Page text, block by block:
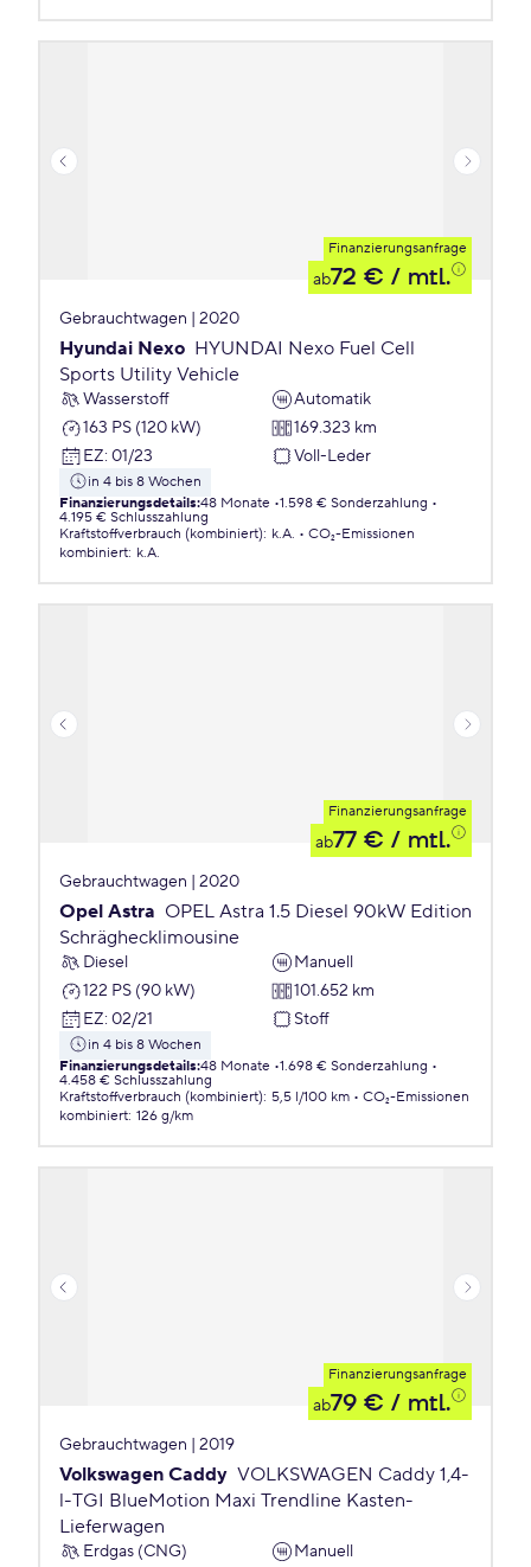
Finanzierungsanfrage
ab72 € / mtl.
Gebrauchtwagen | 2020
Hyundai Nexo HYUNDAI Nexo Fuel Cell
Sports Utility Vehicle
Wasserstoff
Automatik
163 PS (120 kW)
169.323 km
EZ: 01/23 Voll-Leder
in 4 bis 8 Wochen
Finanzierungsdetails:48 Monate 1.598 € Sonderzahlung
4.195 € Schlusszahlung
Kraftstoffverbrauch (kombiniert): k.A.
CO₂-Emissionen
kombiniert: k.A.
Finanzierungsanfrage
ab77 € / mtl.
Gebrauchtwagen | 2020
Opel Astra OPEL Astra 1.5 Diesel 90kW Edition
Schräghecklimousine
Diesel
Manuell
122 PS (90 kW)
101.652 km
EZ: 02/21 Stoff
in 4 bis 8 Wochen
Finanzierungsdetails:48 Monate 1.698 € Sonderzahlung
4.458 € Schlusszahlung
Kraftstoffverbrauch (kombiniert): 5,5 l/100 km
CO₂-Emissionen
kombiniert: 126 g/km
Finanzierungsanfrage
ab79 € / mtl.
Gebrauchtwagen | 2019
Volkswagen Caddy VOLKSWAGEN Caddy 1,4-
l-TGI BlueMotion Maxi Trendline Kasten-
Lieferwagen
Erdgas (CNG)
Manuell